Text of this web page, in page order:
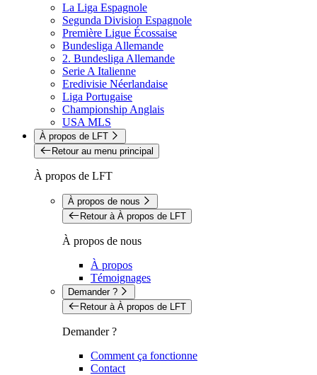
La Liga Espagnole
Segunda Division Espagnole
Première Ligue Écossaise
Bundesliga Allemande
2. Bundesliga Allemande
Serie A Italienne
Eredivisie Néerlandaise
Liga Portugaise
Championship Anglais
USA MLS
À propos de LFT
Retour au menu principal
À propos de LFT
À propos de nous
Retour à À propos de LFT
À propos de nous
À propos
Témoignages
Demander ?
Retour à À propos de LFT
Demander ?
Comment ça fonctionne
Contact